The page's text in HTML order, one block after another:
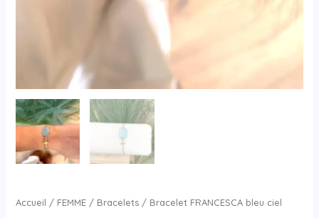
Accueil / FEMME/ Bracelets/ Bracelet FRANCESCA bleu ciel